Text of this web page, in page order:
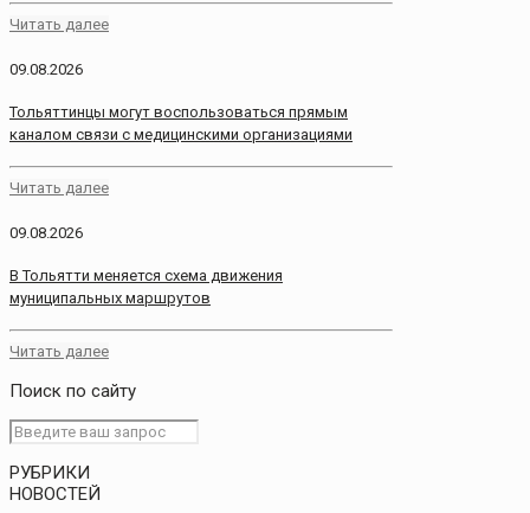
Читать далее
09.08.2026
Тольяттинцы могут воспользоваться прямым
каналом связи с медицинскими организациями
Читать далее
09.08.2026
В Тольятти меняется схема движения
муниципальных маршрутов
Читать далее
Поиск по сайту
РУБРИКИ
НОВОСТЕЙ